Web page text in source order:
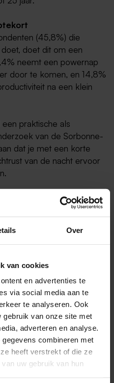
Over
van cookies
en advertenties te
via social media aan te
te analyseren. Ook
gebruik van onze site met
adverteren en analyse.
combineren met
heeft verstrekt of die ze
uw gebruik van hun
(45,8%) die
doet dit om een
neemt een powernap
door te komen, en 14,8%
na een klein
praktische als
van de Sorbonne-
dat je met een korte
van de nacht ervoor
powernaps
wel zijn toegestaan zijn
meer bedrijven
hiervoor een
powernap steeds meer
scherpe en gelukkige
is te vinden op
powernap-op-werk-
nee/
blog/